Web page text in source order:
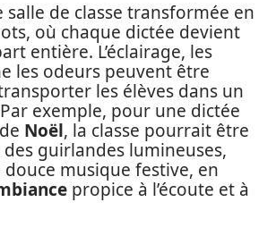
salle de classe transformée en
où chaque dictée devient
entière. L’éclairage, les
les odeurs peuvent être
les élèves dans un
exemple, pour une dictée
Noël, la classe pourrait être
des guirlandes lumineuses,
musique festive, en
propice à l’écoute et à